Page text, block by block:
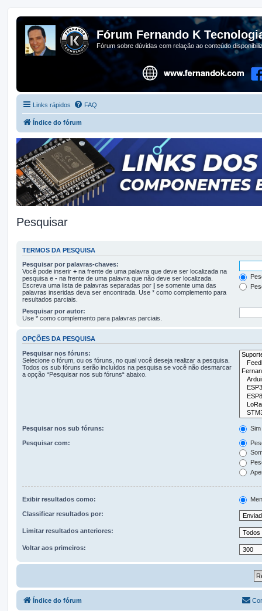
Fórum Fernando K
Fórum sobre dúvidas com relação ao conteúdo
Links rápidos FAQ
Índice do fórum
Pesquisar
TERMOS DA PESQUISA
Pesquisar por palavras-chaves:
Você pode inserir + na frente de uma palavra que deve ser localizada na
pesquisa e - na frente de uma palavra que não deve ser localizada.
Escreva uma lista de palavras separadas por
se somente uma das
palavras inseridas deva ser encontrada. Use * como complemento para
resultados parciais.
Pesquisar por autor:
Use * como complemento para palavras parciais.
OPÇÕES DA PESQUISA
Pesquisar nos fóruns:
Selecione o fórum, ou os fóruns, no qual você deseja realizar a pesquisa.
Todos os sub fóruns serão incluídos na pesquisa se você não desmarcar
a opção “Pesquisar nos sub fóruns“ abaixo.
Pesquisar nos sub fóruns: Sim
Pesquisar com:
Exibir resultados como:
Classificar resultados por:
Limitar resultados anteriores:
Voltar aos primeiros:
Índice do fórum